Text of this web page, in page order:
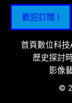
歡迎訂閱 !
首頁數位科技
歷史探討
影像
©